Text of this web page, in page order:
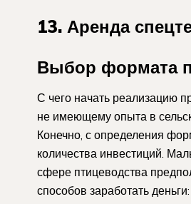
13. Аренда
Выбор формата
С чего начать реализацию
не имеющему опыта в
Конечно, с определения
количества инвестиций.
сфере птицеводства
способов заработать деньги: